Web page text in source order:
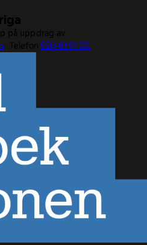
på uppdrag av
. Telefon020-81 91 00.